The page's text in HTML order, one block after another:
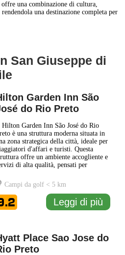
una combinazione di cultura,
una destinazione completa per
San Giuseppe di
Garden Inn São
do Rio Preto
Garden Inn São José do Rio
è una struttura moderna situata in
zona strategica della città, ideale per
d'affari e turisti. Questa
offre un ambiente accogliente e
di alta qualità, pensati per
Gli spazi comuni sono
da un design
e funzionale, creando
rilassante. La... Leggi di
Campi da golf < 5 km
Leggi di più
Place Sao Jose do
Preto